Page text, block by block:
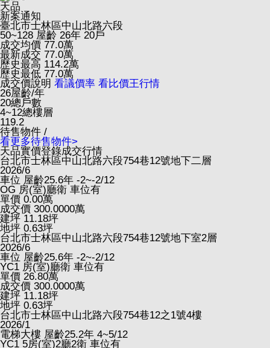
天品
新案通知
臺北市士林區中山北路六段
50~128 屋齡 26年 20戶
成交均價 77.0萬
最新成交 77.0萬
歷史最高 114.2萬
歷史最低 77.0萬
成交價說明 看議價率 看比價王行情
26屋齡/年
20總戶數
4~12總樓層
119.2
待售物件 /
看更多待售物件>
天品實價登錄成交行情
台北市士林區中山北路六段754巷12號地下二層
2026/6
車位 屋齡25.6年 -2~-2/12
OG 房(室)廳衛 車位有
單價 0.00萬
成交價 300.0000萬
建坪 11.18坪
地坪 0.63坪
台北市士林區中山北路六段754巷12號地下室2層
2026/6
車位 屋齡25.6年 -2~-2/12
YC1 房(室)廳衛 車位有
單價 26.80萬
成交價 300.0000萬
建坪 11.18坪
地坪 0.63坪
台北市士林區中山北路六段754巷12之1號4樓
2026/1
電梯大樓 屋齡25.2年 4~5/12
YC1 5房(室)2廳2衛 車位有